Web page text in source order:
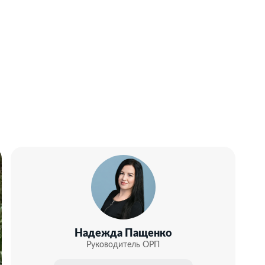
Надежда Пащенко
Руководитель ОРП